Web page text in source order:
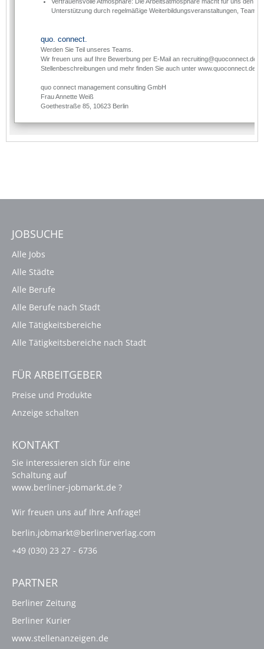
JOBSUCHE
Alle Jobs
Alle Städte
Alle Berufe
Alle Berufe nach Stadt
Alle Tätigkeitsbereiche
Alle Tätigkeitsbereiche nach Stadt
FÜR ARBEITGEBER
Preise und Produkte
Anzeige schalten
KONTAKT
Sie interessieren sich für eine
Schaltung auf
www.berliner-jobmarkt.de ?
Wir freuen uns auf Ihre Anfrage!
berlin.jobmarkt@berlinerverlag.com
+49 (030) 23 27 - 6736
PARTNER
Berliner Zeitung
Berliner Kurier
www.stellenanzeigen.de